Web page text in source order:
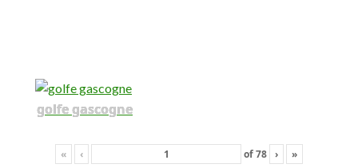
golfe gascogne
« ‹ of78 › »